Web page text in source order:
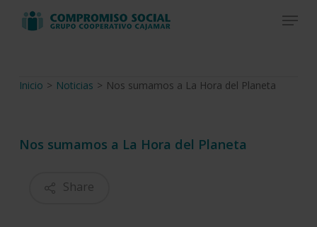
Menu
Inicio > Noticias > Nos sumamos a La Hora del Planeta
Nos sumamos a La Hora del Planeta
Share